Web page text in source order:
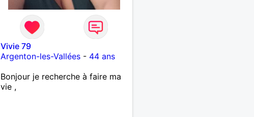
Vivie 79
Argenton-les-Vallées - 44 ans
Bonjour je recherche à faire ma
vie ,